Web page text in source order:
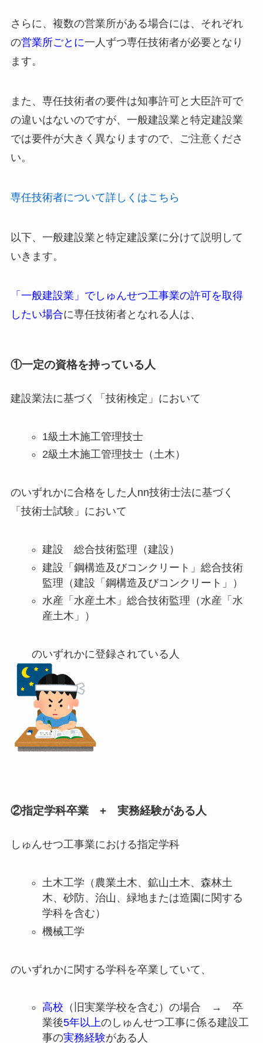
さらに、複数の営業所がある場合には、それぞれ
の営業所ごとに一人ずつ専任技術者が必要となり
ます。
また、専任技術者の要件は知事許可と大臣許可で
の違いはないのですが、一般建設業と特定建設業
では要件が大きく異なりますので、ご注意くださ
い。
専任技術者について詳しくはこちら
以下、一般建設業と特定建設業に分けて説明して
いきます。
「一般建設業」でしゅんせつ工事業の許可を取得
したい場合に専任技術者となれる人は、
①一定の資格を持っている人
建設業法に基づく「技術検定」において
1級土木施工管理技士
2級土木施工管理技士（土木）
のいずれかに合格をした人nn技術士法に基づく
「技術士試験」において
建設 総合技術監理（建設）
建設「鋼構造及びコンクリート」総合技術
監理（建設「鋼構造及びコンクリート」）
水産「水産土木」総合技術監理（水産「水
産土木」）
のいずれかに登録されている人
②指定学科卒業 + 実務経験がある人
しゅんせつ工事業における指定学科
土木工学（農業土木、鉱山土木、森林土
木、砂防、治山、緑地または造園に関する
学科を含む）
機械工学
のいずれかに関する学科を卒業していて、
高校 （旧実業学校を含む）の場合 → 卒
業後5年以上のしゅんせつ工事に係る建設工
事の実務経験がある人